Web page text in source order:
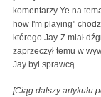
komentarzy Ye na
how I'm playing"
którego Jay-Z miał
zaprzeczył temu w
Jay był sprawcą.
[Ciąg dalszy artykułu